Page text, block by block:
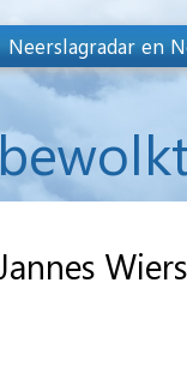
Neerslagradar en